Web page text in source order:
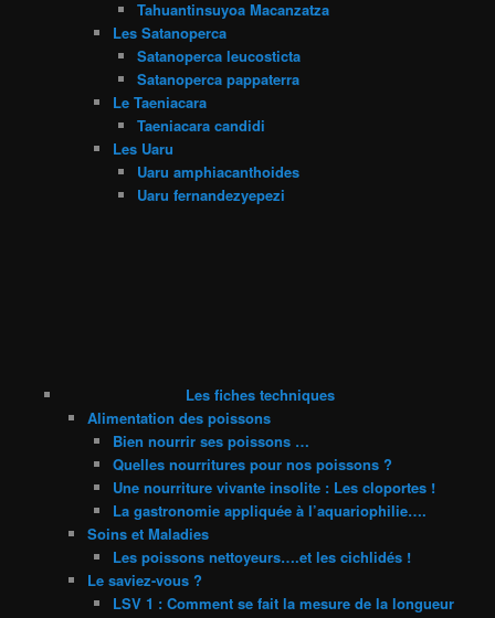
Tahuantinsuyoa Macanzatza
Les Satanoperca
Satanoperca leucosticta
Satanoperca pappaterra
Le Taeniacara
Taeniacara candidi
Les Uaru
Uaru amphiacanthoides
Uaru fernandezyepezi
Les fiches techniques
Alimentation des poissons
Bien nourrir ses poissons …
Quelles nourritures pour nos poissons ?
Une nourriture vivante insolite : Les cloportes !
La gastronomie appliquée à l’aquariophilie….
Soins et Maladies
Les poissons nettoyeurs….et les cichlidés !
Le saviez-vous ?
LSV 1 : Comment se fait la mesure de la longueur